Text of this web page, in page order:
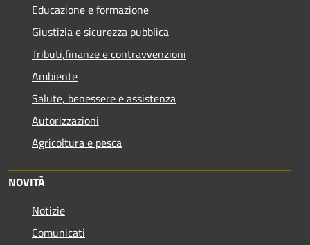
Educazione e formazione
Giustizia e sicurezza pubblica
Tributi,finanze e contravvenzioni
Ambiente
Salute, benessere e assistenza
Autorizzazioni
Agricoltura e pesca
NOVITÀ
Notizie
Comunicati